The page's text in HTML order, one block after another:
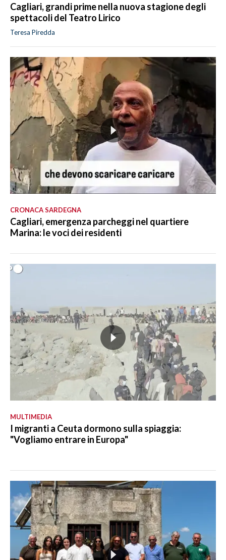
Cagliari, grandi prime nella nuova stagione degli
spettacoli del Teatro Lirico
Teresa Piredda
CRONACA SARDEGNA
Cagliari, emergenza parcheggi nel quartiere
Marina: le voci dei residenti
MULTIMEDIA
I migranti a Ceuta dormono sulla spiaggia:
"Vogliamo entrare in Europa"